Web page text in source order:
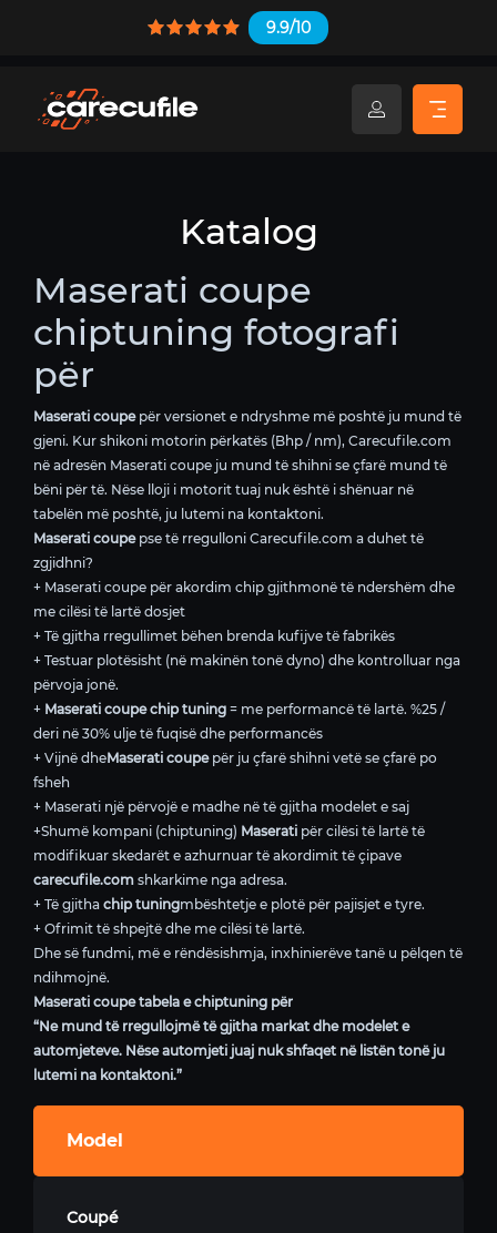
9.9/10
Katalog
Maserati coupe
chiptuning fotografi
për
Maserati coupepër versionet e ndryshme më poshtë ju mund të
gjeni. Kur shikoni motorin përkatës (Bhp / nm), Carecufile.com
në adresën Maserati coupe ju mund të shihni se çfarë mund të
bëni për të. Nëse lloji i motorit tuaj nuk është i shënuar në
tabelën më poshtë, ju lutemi na kontaktoni.
Maserati coupepse të rregulloni Carecufile.com a duhet të
zgjidhni?
+ Maserati coupe për akordim chip gjithmonë të ndershëm dhe
me cilësi të lartë dosjet
+ Të gjitha rregullimet bëhen brenda kufijve të fabrikës
+ Testuar plotësisht (në makinën tonë dyno) dhe kontrolluar nga
përvoja jonë.
+ Maserati coupe chip tuning = me performancë të lartë. %25 /
deri në 30% ulje të fuqisë dhe performancës
+ Vijnë dheMaserati coupepër ju çfarë shihni vetë se çfarë po
fsheh
+ Maserati një përvojë e madhe në të gjitha modelet e saj
+Shumë kompani (chiptuning) Maserati për cilësi të lartë të
modifikuar skedarët e azhurnuar të akordimit të çipave
carecufile.com shkarkime nga adresa.
+ Të gjitha chip tuningmbështetje e plotë për pajisjet e tyre.
+ Ofrimit të shpejtë dhe me cilësi të lartë.
Dhe së fundmi, më e rëndësishmja, inxhinierëve tanë u pëlqen të
ndihmojnë.
Maserati coupe tabela e chiptuning për
“Ne mund të rregullojmë të gjitha markat dhe modelet e
automjeteve. Nëse automjeti juaj nuk shfaqet në listën tonë ju
lutemi na kontaktoni.”
Model
Coupé